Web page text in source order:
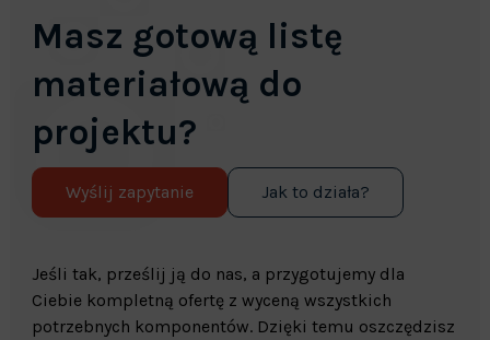
Masz gotową listę
materiałową do
projektu?
Wyślij zapytanie Jak to działa?
Jeśli tak, prześlij ją do nas, a przygotujemy dla
Ciebie kompletną ofertę z wyceną wszystkich
potrzebnych komponentów. Dzięki temu oszczędzisz